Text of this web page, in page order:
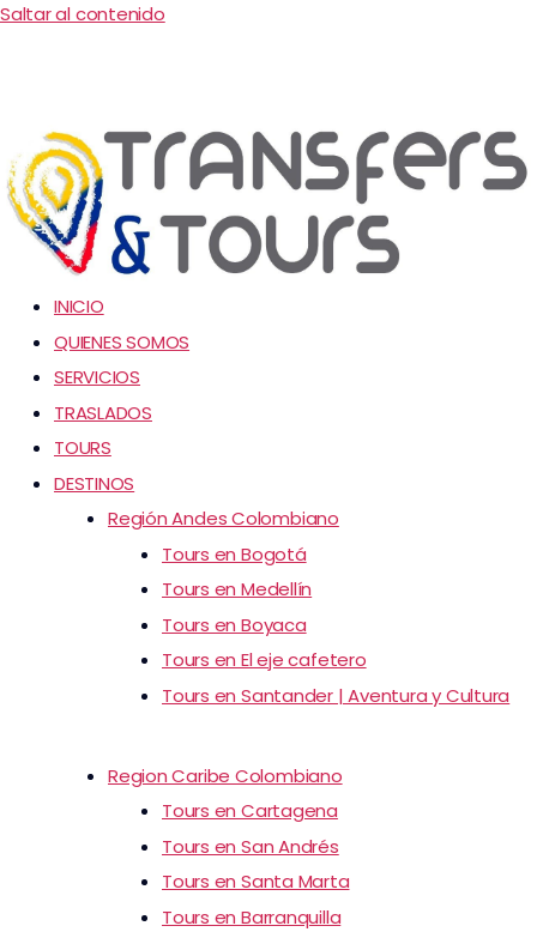
Saltar al contenido
INICIO
QUIENES SOMOS
SERVICIOS
TRASLADOS
TOURS
DESTINOS
Región Andes Colombiano
Tours en Bogotá
Tours en Medellín
Tours en Boyaca
Tours en El eje cafetero
Tours en Santander | Aventura y Cultura
Region Caribe Colombiano
Tours en Cartagena
Tours en San Andrés
Tours en Santa Marta
Tours en Barranquilla